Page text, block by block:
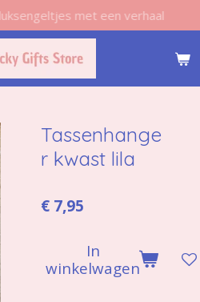
met een verhaal
Tassenhange
r kwast lila
€ 7,95
In
winkelwagen